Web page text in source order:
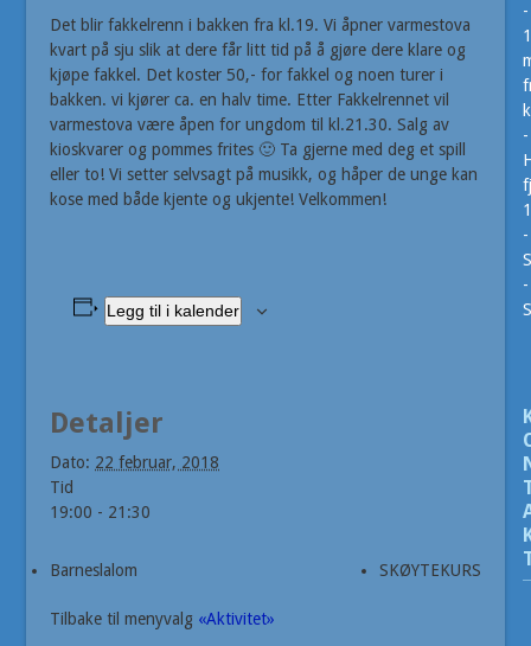
Det blir fakkelrenn i bakken fra kl.19. Vi åpner varmestova
kvart på sju slik at dere får litt tid på å gjøre dere klare og
kjøpe fakkel. Det koster 50,- for fakkel og noen turer i
bakken. vi kjører ca. en halv time. Etter Fakkelrennet vil
varmestova være åpen for ungdom til kl.21.30. Salg av
kioskvarer og pommes frites 🙂 Ta gjerne med deg et spill
eller to! Vi setter selvsagt på musikk, og håper de unge kan
kose med både kjente og ukjente! Velkommen!
Legg til i kalender
Detaljer
Dato: 22 februar, 2018
Tid
19:00 - 21:30
Barneslalom SKØYTEKURS
Tilbake til menyvalg «Aktivitet»
-
-
-
-